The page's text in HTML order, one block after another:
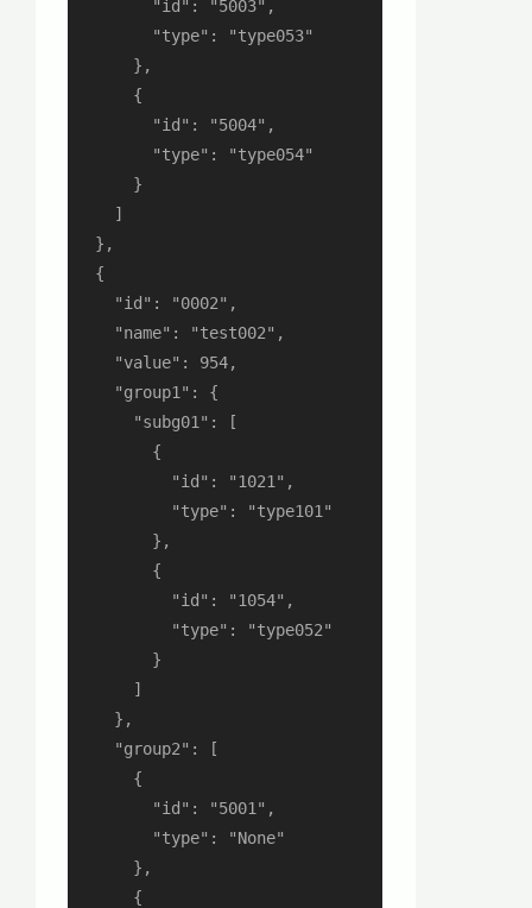
        "id": "5003",
        "type": "type053"
      },
      {
        "id": "5004",
        "type": "type054"
      }
    ]
  },
  {
    "id": "0002",
    "name": "test002",
    "value": 954,
    "group1": {
      "subg01": [
        {
          "id": "1021",
          "type": "type101"
        },
        {
          "id": "1054",
          "type": "type052"
        }
      ]
    },
    "group2": [
      {
        "id": "5001",
        "type": "None"
      },
      {